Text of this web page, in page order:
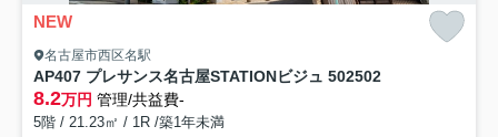
NEW
名古屋市西区名駅
AP407 プレサンス名古屋STATIONビジュ 502502
8.2万円 管理/共益費-
5階 / 21.23㎡ / 1R /築1年未満